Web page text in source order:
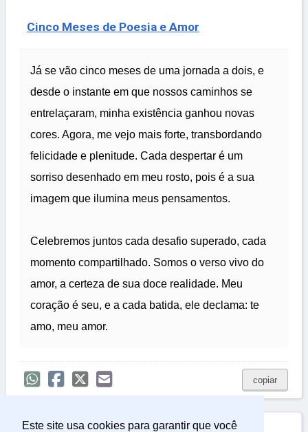
Este site usa cookies para garantir que você
Cinco Meses de Poesia e Amor
Já se vão cinco meses de uma jornada a dois, e
desde o instante em que nossos caminhos se
entrelaçaram, minha existência ganhou novas
cores. Agora, me vejo mais forte, transbordando
felicidade e plenitude. Cada despertar é um
sorriso desenhado em meu rosto, pois é a sua
imagem que ilumina meus pensamentos.
Celebremos juntos cada desafio superado, cada
momento compartilhado. Somos o verso vivo do
amor, a certeza de sua doce realidade. Meu
coração é seu, e a cada batida, ele declama: te
amo, meu amor.
copiar